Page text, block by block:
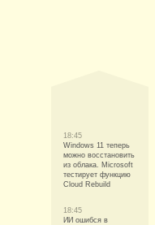
18:45
Windows 11 теперь
можно восстановить
из облака. Microsoft
тестирует функцию
Cloud Rebuild
18:45
ИИ ошибся в